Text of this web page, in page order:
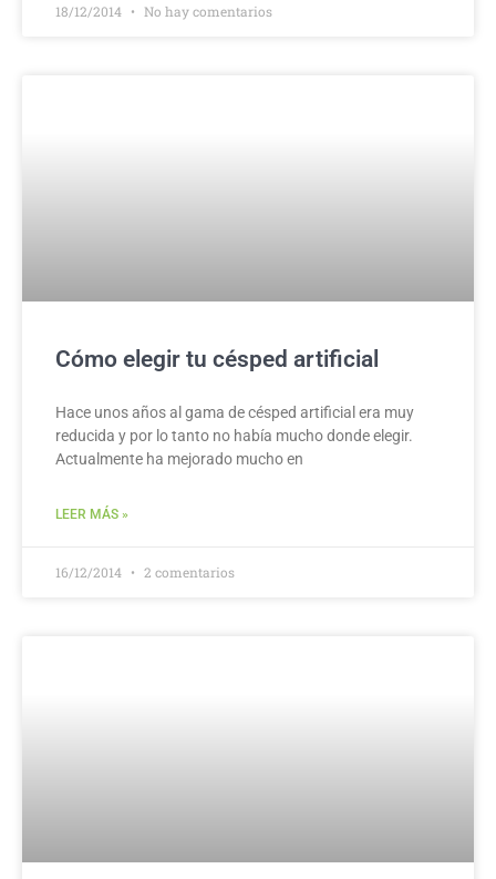
18/12/2014 No hay comentarios
Cómo elegir tu césped artificial
Hace unos años al gama de césped artificial era muy
reducida y por lo tanto no había mucho donde elegir.
Actualmente ha mejorado mucho en
LEER MÁS »
16/12/2014 2 comentarios